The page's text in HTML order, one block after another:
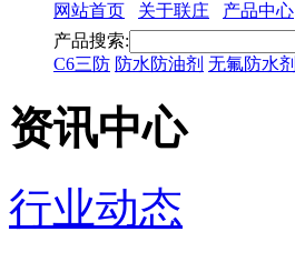
网站首页 关于联庄 产品中心
产品搜索:
C6三防 防水防油剂 无氟防水剂
资讯中心
行业动态